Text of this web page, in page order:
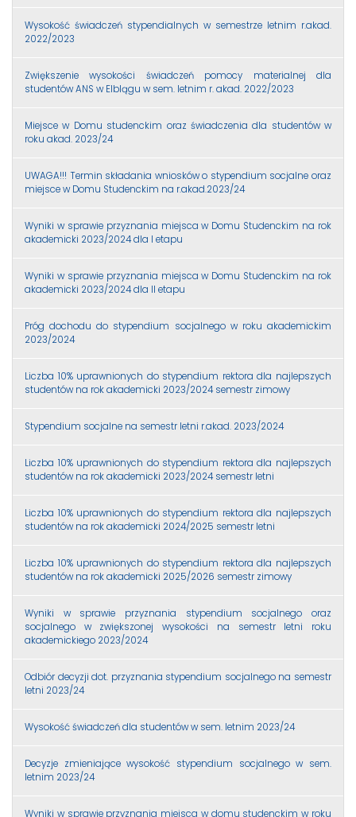
Wysokość świadczeń stypendialnych w semestrze letnim r.akad.
2022/2023
Zwiększenie wysokości świadczeń pomocy materialnej dla
studentów ANS w Elblągu w sem. letnim r. akad. 2022/2023
Miejsce w Domu studenckim oraz świadczenia dla studentów w
roku akad. 2023/24
UWAGA!!! Termin składania wniosków o stypendium socjalne oraz
miejsce w Domu Studenckim na r.akad.2023/24
Wyniki w sprawie przyznania miejsca w Domu Studenckim na rok
akademicki 2023/2024 dla I etapu
Wyniki w sprawie przyznania miejsca w Domu Studenckim na rok
akademicki 2023/2024 dla II etapu
Próg dochodu do stypendium socjalnego w roku akademickim
2023/2024
Liczba 10% uprawnionych do stypendium rektora dla najlepszych
studentów na rok akademicki 2023/2024 semestr zimowy
Stypendium socjalne na semestr letni r.akad. 2023/2024
Liczba 10% uprawnionych do stypendium rektora dla najlepszych
studentów na rok akademicki 2023/2024 semestr letni
Liczba 10% uprawnionych do stypendium rektora dla najlepszych
studentów na rok akademicki 2024/2025 semestr letni
Liczba 10% uprawnionych do stypendium rektora dla najlepszych
studentów na rok akademicki 2025/2026 semestr zimowy
Wyniki w sprawie przyznania stypendium socjalnego oraz
socjalnego w zwiększonej wysokości na semestr letni roku
akademickiego 2023/2024
Odbiór decyzji dot. przyznania stypendium socjalnego na semestr
letni 2023/24
Wysokość świadczeń dla studentów w sem. letnim 2023/24
Decyzje zmieniające wysokość stypendium socjalnego w sem.
letnim 2023/24
Wyniki w sprawie przyznania miejsca w domu studenckim w roku